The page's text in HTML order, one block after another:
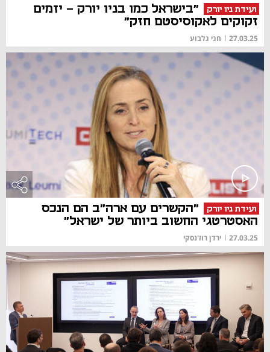
ועידת ניו יורק
"בישראל כמו בניו יורק - יזמים
זקוקים לאקוסיסטם חזק"
27.03.25
| חגי גלבוע
ועידת ניו יורק
"הקשרים עם ארה"ב הם הנכס
האסטרטגי החשוב ביותר של ישראל"
27.03.25
| ירדן רוז'נסקי